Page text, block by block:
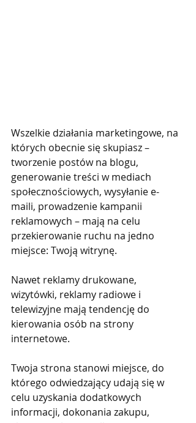
Wszelkie działania marketingowe, na
których obecnie się skupiasz –
tworzenie postów na blogu,
generowanie treści w mediach
społecznościowych, wysyłanie e-
maili, prowadzenie kampanii
reklamowych – mają na celu
przekierowanie ruchu na jedno
miejsce: Twoją witrynę.
Nawet reklamy drukowane,
wizytówki, reklamy radiowe i
telewizyjne mają tendencję do
kierowania osób na strony
internetowe.
Twoja strona stanowi miejsce, do
którego odwiedzający udają się w
celu uzyskania dodatkowych
informacji, dokonania zakupu,